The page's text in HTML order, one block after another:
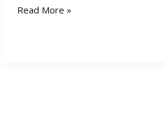
Διευκρίνιση
Read More »